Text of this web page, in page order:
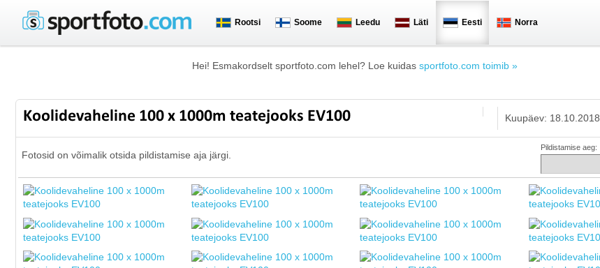
Rootsi Soome Leedu Läti Eesti Norra
Hei! Esmakordselt sportfoto.com lehel? Loe kuidas sportfoto.com toimib »
Koolidevaheline 100 x 1000m teatejooks EV100 Kuupäev: 18.10.2018
Fotosid on võimalik otsida pildistamise aja järgi.
Pildistamise aeg: